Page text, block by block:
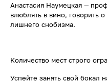
Анастасия Наумецкая —
влюблять в вино, говорить
лишнего снобизма.
Количество мест строго
Успейте занять свой бокал